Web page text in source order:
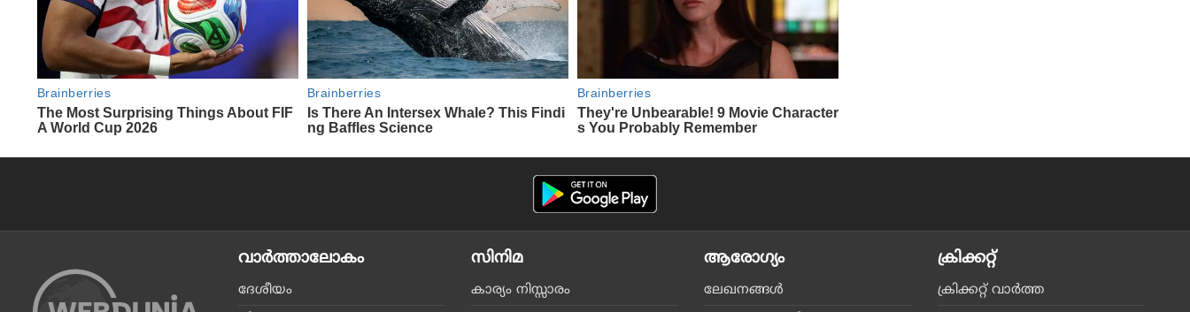
വാര്‍ത്താലോകം
ദേശീയം
സിനിമ
കാര്യം നിസ്സാരം
ആരോഗ്യം
ലേഖനങ്ങള്‍
ക്രിക്കറ്റ്‌
ക്രിക്കറ്റ്‌ വാര്‍ത്ത